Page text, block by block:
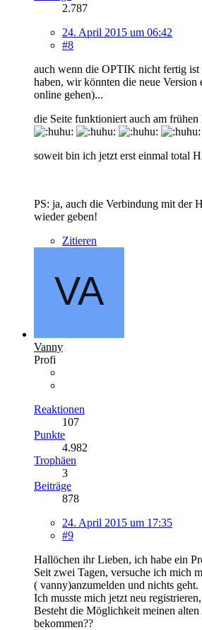
2.787
24. April 2015 um 06:42
#8
auch wenn die OPTIK nicht fertig
haben, wir könnten die neue Version
online gehen)...
die Seite funktioniert auch am frühen
soweit bin ich jetzt erst einmal total
PS: ja, auch die Verbindung mit der
wieder geben!
Zitieren
Vanny
Profi
Reaktionen
107
Punkte
4.982
Trophäen
3
Beiträge
878
24. April 2015 um 17:35
#9
Hallöchen ihr Lieben, ich habe ein
Seit zwei Tagen, versuche ich mich
( vanny)anzumelden und nichts geht.
Ich musste mich jetzt neu
Besteht die Möglichkeit meinen
bekommen??